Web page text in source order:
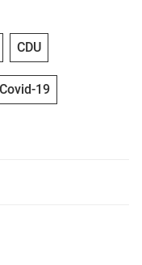
CDU
Covid-19